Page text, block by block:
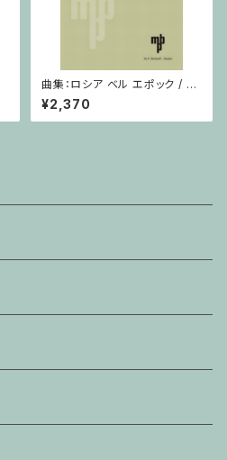
曲集：ロシア ベル エポック / ヴ
ィオラ（またはチェロ）・ピアノ
¥2,370